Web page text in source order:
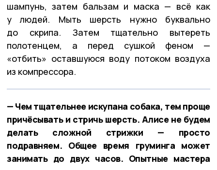
шампунь, затем бальзам и маска — всё как
у людей. Мыть шерсть нужно буквально
до скрипа. Затем тщательно вытереть
полотенцем, а перед сушкой феном —
«отбить» оставшуюся воду потоком воздуха
из компрессора.
— Чем тщательнее искупана собака, тем проще
причёсывать и стричь шерсть. Алисе не будем
делать сложной стрижки — просто
подравняем. Общее время груминга может
занимать до двух часов. Опытные мастера